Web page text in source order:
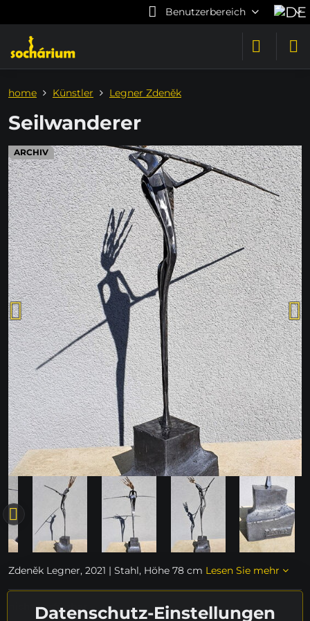
Benutzerbereich
ARCHIV
home Künstler Legner Zdeněk
Seilwanderer
Zdeněk Legner, 2021 | Stahl, Höhe 78 cm Lesen Sie mehr
nicht verfügbar
Datenschutz-Einstellungen